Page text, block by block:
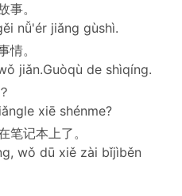
事。
nǚ'ér jiǎng gùshì.
情。
jiǎn.Guòqù de shìqíng.
xiē shénme?
笔记本上了。
wǒ dū xiě zài bǐjìběn